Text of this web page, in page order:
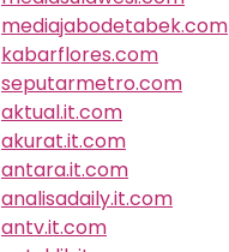
mediajabodetabek.com
kabarflores.com
seputarmetro.com
aktual.it.com
akurat.it.com
antara.it.com
analisadaily.it.com
antv.it.com